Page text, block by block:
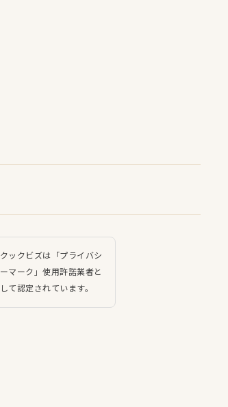
クックビズは「プライバシ
ーマーク」使用許諾業者と
して認定されています。